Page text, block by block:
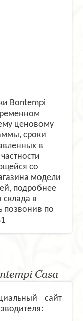
Bontempi
ценовому
сроки
в
со
модели
подробнее
склада в
позвонив по
Casa
сайт